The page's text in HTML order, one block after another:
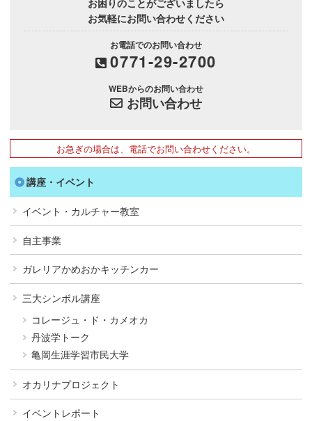
お困りのことがございましたら
お気軽にお問い合わせください
お電話でのお問い合わせ
0771-29-2700
WEBからのお問い合わせ
お問い合わせ
お急ぎの場合は、電話でお問い合わせください。
講座・イベント
イベント・カルチャー教室
自主事業
ガレリアかめおかキッチンカー
三大シンボル講座
コレージュ・ド・カメオカ
丹波学トーク
亀岡生涯学習市民大学
オカリナプロジェクト
イベントレポート